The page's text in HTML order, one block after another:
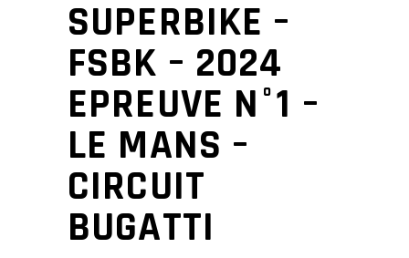
SUPERBIKE –
FSBK – 2024
EPREUVE N°1 –
LE MANS –
CIRCUIT
BUGATTI